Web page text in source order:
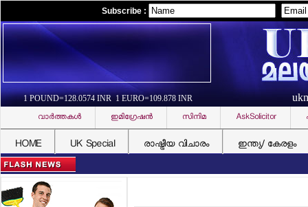
Subscribe :
1 POUND=128.0574 INR 1 EURO=109.878 INR
വാര്‍ത്തകള്‍ ഇമിഗ്രേഷന്‍ സിനിമ AskSolicitor
HOME UK Special രാഷ്ട്രീയ വിചാരം ഇന്ത്യ/ കേരളം